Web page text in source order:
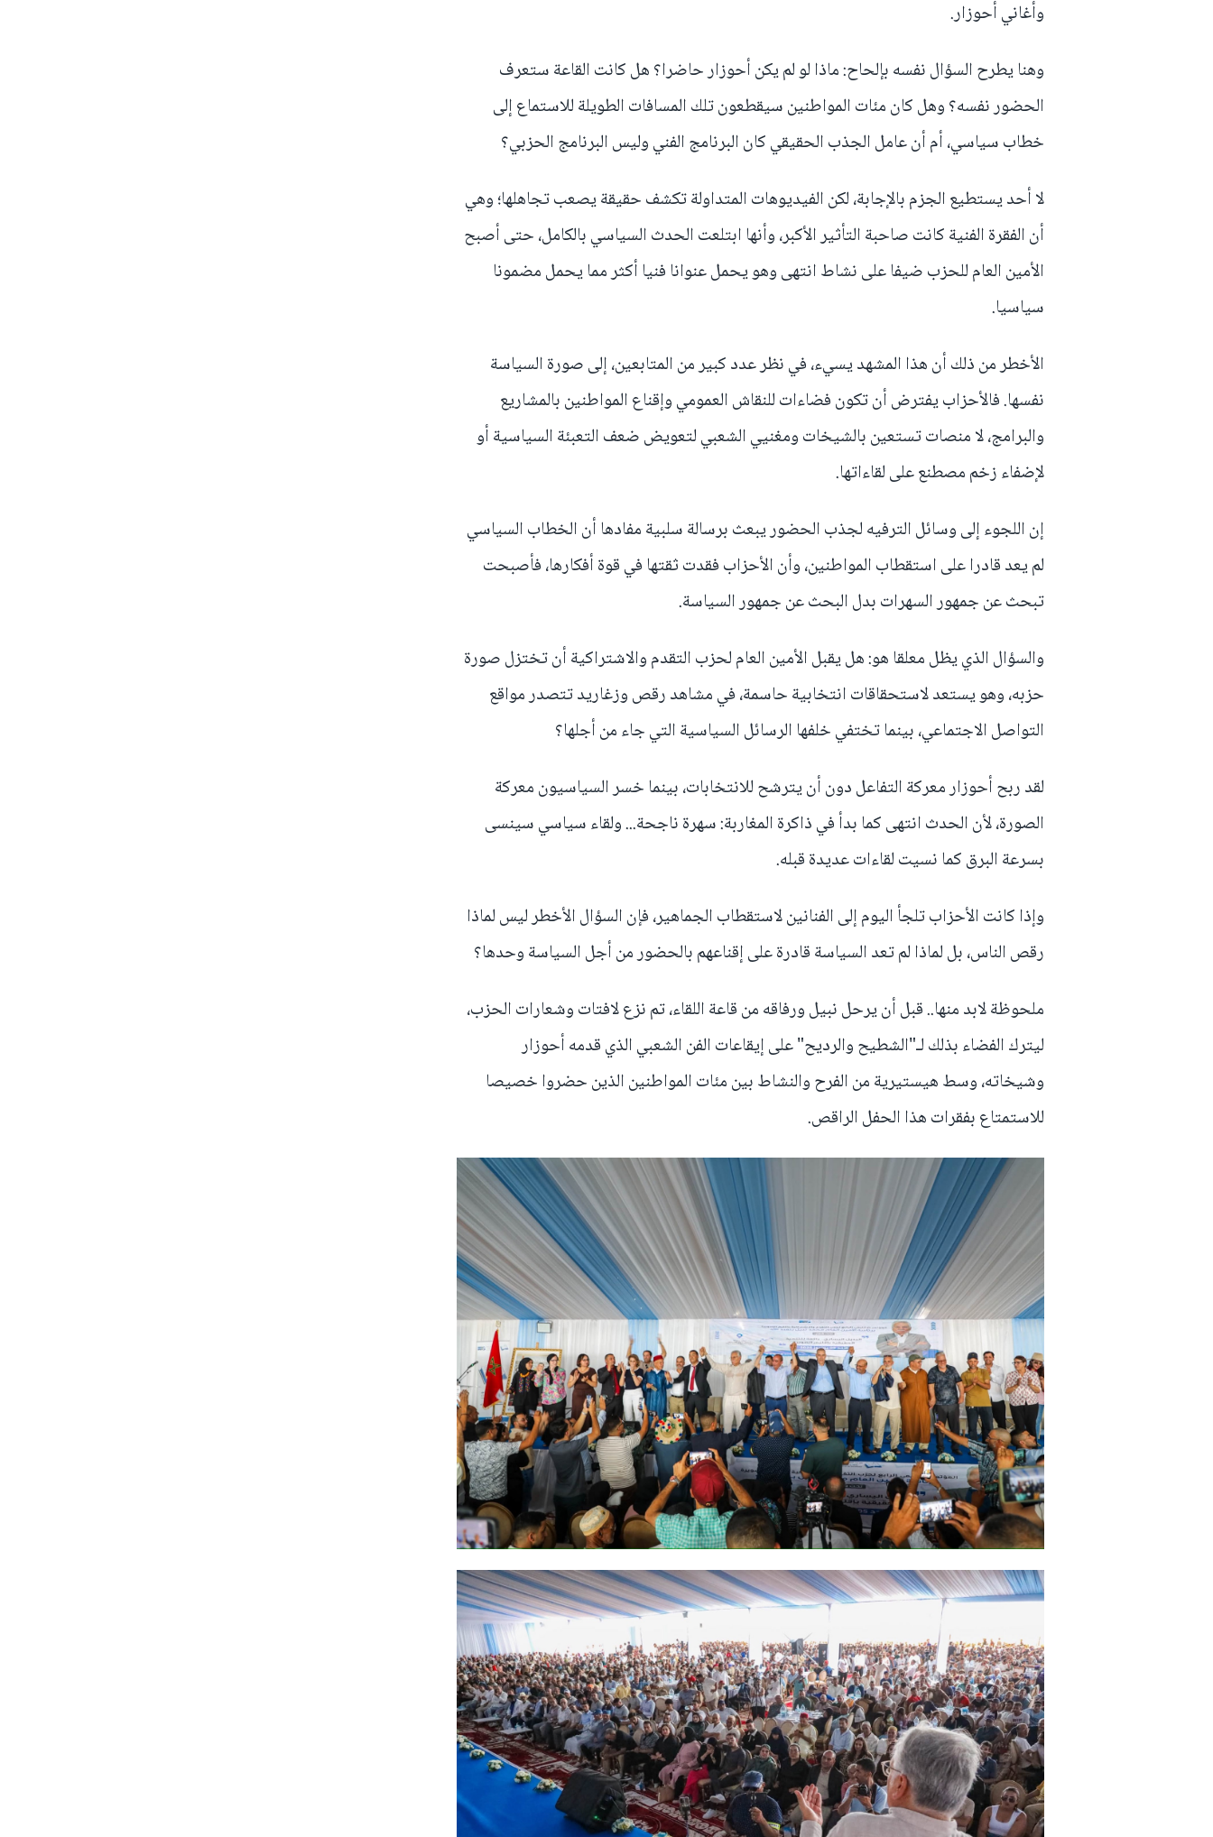
وأغاني أحوزار.
وهنا يطرح السؤال نفسه بإلحاح: ماذا لو لم يكن أحوزار حاضرا؟ هل كانت القاعة ستعرف
الحضور نفسه؟ وهل كان مئات المواطنين سيقطعون تلك المسافات الطويلة للاستماع إلى
خطاب سياسي، أم أن عامل الجذب الحقيقي كان البرنامج الفني وليس البرنامج الحزبي؟
لا أحد يستطيع الجزم بالإجابة، لكن الفيديوهات المتداولة تكشف حقيقة يصعب تجاهلها؛ وهي
أن الفقرة الفنية كانت صاحبة التأثير الأكبر، وأنها ابتلعت الحدث السياسي بالكامل، حتى أصبح
الأمين العام للحزب ضيفا على نشاط انتهى وهو يحمل عنوانا فنيا أكثر مما يحمل مضمونا
سياسيا.
الأخطر من ذلك أن هذا المشهد يسيء، في نظر عدد كبير من المتابعين، إلى صورة السياسة
نفسها. فالأحزاب يفترض أن تكون فضاءات للنقاش العمومي وإقناع المواطنين بالمشاريع
والبرامج، لا منصات تستعين بالشيخات ومغنيي الشعبي لتعويض ضعف التعبئة السياسية أو
لإضفاء زخم مصطنع على لقاءاتها.
إن اللجوء إلى وسائل الترفيه لجذب الحضور يبعث برسالة سلبية مفادها أن الخطاب السياسي
لم يعد قادرا على استقطاب المواطنين، وأن الأحزاب فقدت ثقتها في قوة أفكارها، فأصبحت
تبحث عن جمهور السهرات بدل البحث عن جمهور السياسة.
والسؤال الذي يظل معلقا هو: هل يقبل الأمين العام لحزب التقدم والاشتراكية أن تختزل صورة
حزبه، وهو يستعد لاستحقاقات انتخابية حاسمة، في مشاهد رقص وزغاريد تتصدر مواقع
التواصل الاجتماعي، بينما تختفي خلفها الرسائل السياسية التي جاء من أجلها؟
لقد ربح أحوزار معركة التفاعل دون أن يترشح للانتخابات، بينما خسر السياسيون معركة
الصورة، لأن الحدث انتهى كما بدأ في ذاكرة المغاربة: سهرة ناجحة... ولقاء سياسي سينسى
بسرعة البرق كما نسيت لقاءات عديدة قبله.
وإذا كانت الأحزاب تلجأ اليوم إلى الفنانين لاستقطاب الجماهير، فإن السؤال الأخطر ليس لماذا
رقص الناس، بل لماذا لم تعد السياسة قادرة على إقناعهم بالحضور من أجل السياسة وحدها؟
ملحوظة لابد منها.. قبل أن يرحل نبيل ورفاقه من قاعة اللقاء، تم نزع لافتات وشعارات الحزب،
ليترك الفضاء بذلك لـ"الشطيح والرديح" على إيقاعات الفن الشعبي الذي قدمه أحوزار
وشيخاته، وسط هيستيرية من الفرح والنشاط بين مئات المواطنين الذين حضروا خصيصا
للاستمتاع بفقرات هذا الحفل الراقص.